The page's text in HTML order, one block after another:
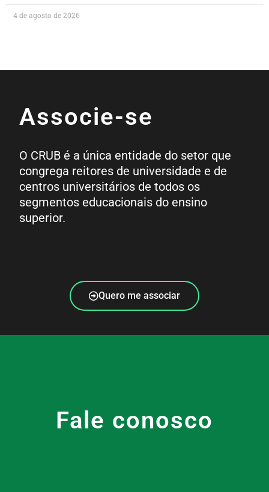
4 de agosto de 2026
Associe-se
O CRUB é a única entidade do setor que
congrega reitores de universidade e de
centros universitários de todos os
segmentos educacionais do ensino
superior.
Quero me associar
Fale conosco